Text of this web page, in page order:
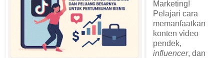
Marketing!
Pelajari cara
memanfaatkan
konten video
pendek,
influencer, dan